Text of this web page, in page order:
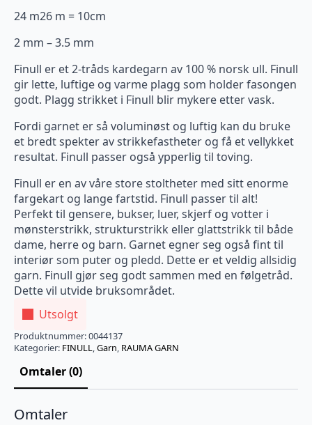
24 m26 m = 10cm
2 mm – 3.5 mm
Finull er et 2-tråds kardegarn av 100 % norsk ull. Finull
gir lette, luftige og varme plagg som holder fasongen
godt. Plagg strikket i Finull blir mykere etter vask.
Fordi garnet er så voluminøst og luftig kan du bruke
et bredt spekter av strikkefastheter og få et vellykket
resultat. Finull passer også ypperlig til toving.
Finull er en av våre store stoltheter med sitt enorme
fargekart og lange fartstid. Finull passer til alt!
Perfekt til gensere, bukser, luer, skjerf og votter i
mønsterstrikk, strukturstrikk eller glattstrikk til både
dame, herre og barn. Garnet egner seg også fint til
interiør som puter og pledd. Dette er et veldig allsidig
garn. Finull gjør seg godt sammen med en følgetråd.
Dette vil utvide bruksområdet.
Utsolgt
Produktnummer:0044137
Kategorier: FINULL,Garn, RAUMA GARN
Omtaler (0)
Omtaler